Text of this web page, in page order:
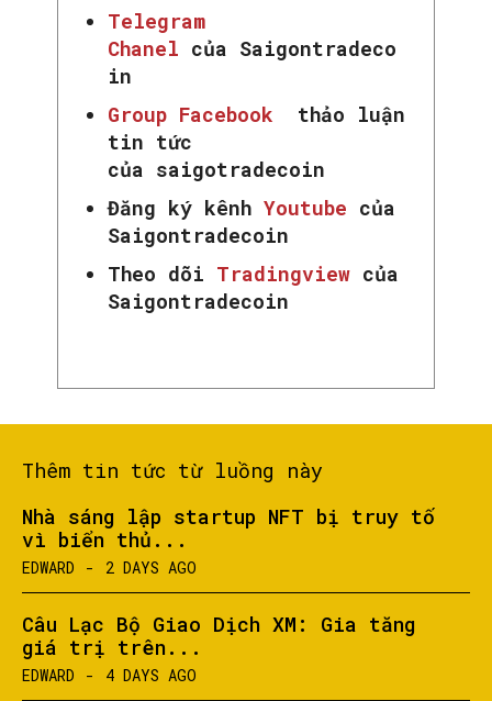
SEARCH...
Telegram
Chanel của Saigontradeco
in
Group Facebook
thảo luận
tin tức
của saigotradecoin
Đăng ký kênh Youtube của
Saigontradecoin
Theo dõi Tradingview của
Saigontradecoin
Thêm tin tức từ luồng này
Nhà sáng lập startup NFT bị truy tố
vì biển thủ...
EDWARD - 2 DAYS AGO
Câu Lạc Bộ Giao Dịch XM: Gia tăng
giá trị trên...
EDWARD - 4 DAYS AGO